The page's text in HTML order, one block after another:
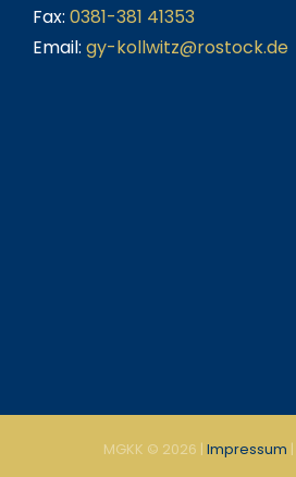
Fax: 0381-381 41353
Email: gy-kollwitz@rostock.de
MGKK © 2026 | Impressum |